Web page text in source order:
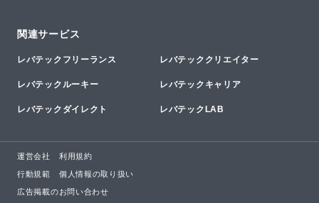
関連サービス
レバテックフリーランス レバテッククリエイター
レバテックルーキー レバテックキャリア
レバテックダイレクト レバテックLAB
運営会社 利用規約
行動規範 個人情報の取り扱い
広告掲載のお問い合わせ